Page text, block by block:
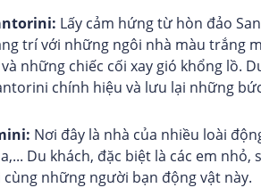
Lấy cảm hứng từ hòn đảo
trí với những ngôi nhà màu trắng
những chiếc cối xay gió khổng lồ.
chính hiệu và lưu lại những
Nơi đây là nhà của nhiều loài
Du khách, đặc biệt là các em
cùng những người bạn động vật này.